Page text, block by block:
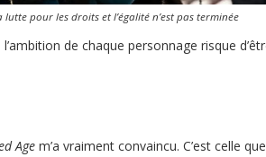
lutte pour les droits et l’égalité n’est pas terminée
de chaque personnage risque
Age m’a vraiment convaincu. C’est celle